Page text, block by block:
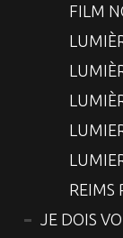
FILM
REIMS
JE DOIS